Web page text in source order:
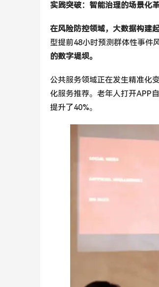
实践突破：智能治理的场景化
在风险防控领域，大数据构建
型提前48小时预测群体性事件
的数字堤坝。
公共服务领域正在发生精准化
化服务推荐。老年人打开APP
提升了40%。